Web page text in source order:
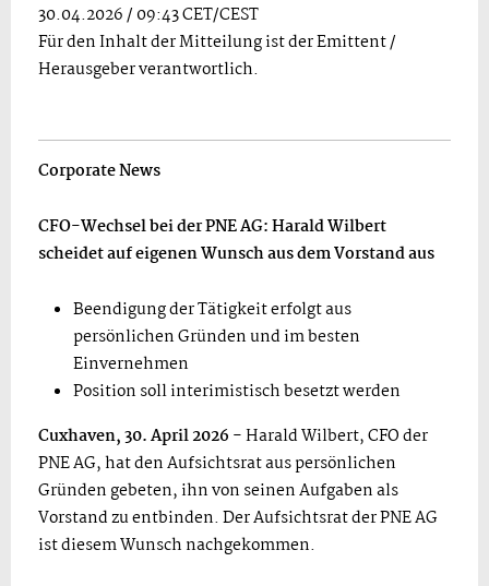
30.04.2026 / 09:43 CET/CEST
Für den Inhalt der Mitteilung ist der Emittent /
Herausgeber verantwortlich.
Corporate News
CFO-Wechsel bei der PNE AG: Harald Wilbert
scheidet auf eigenen Wunsch aus dem Vorstand aus
Beendigung der Tätigkeit erfolgt aus
persönlichen Gründen und im besten
Einvernehmen
Position soll interimistisch besetzt werden
Cuxhaven, 30. April 2026 -Harald Wilbert, CFO der
PNE AG, hat den Aufsichtsrat aus persönlichen
Gründen gebeten, ihn von seinen Aufgaben als
Vorstand zu entbinden. Der Aufsichtsrat der PNE AG
ist diesem Wunsch nachgekommen.